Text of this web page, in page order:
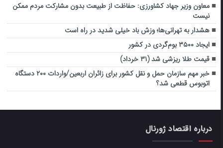
معاون وزیر جهاد کشاورزی: حفاظت از طبیعت بدون مشارکت مردم ممکن
نیست
هشدار به تهرانی‌ها؛ وزش باد خیلی شدید در راه است
ایجاد ۳۵۰۰ بوم‌گردی در کشور
قیمت طلا ریزشی شد (۳۱ خرداد)
خبر مهم سازمان حمل و نقل کشور برای زائران اربعین/واردات ۲۰۰ دستگاه
اتوبوس قطعی شد؟
درباره اقتصاد ژورنال